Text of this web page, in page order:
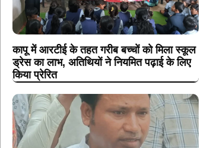
कापू में आरटीई के तहत गरीब बच्चों को मिला स्कूल
ड्रेस का लाभ, अतिथियों ने नियमित पढ़ाई के लिए
किया प्रेरित